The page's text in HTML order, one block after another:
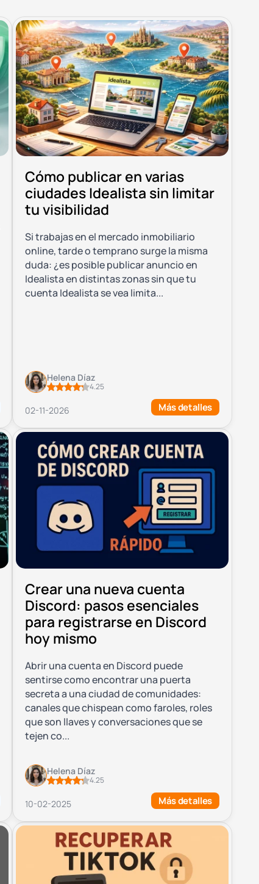
Cómo publicar en varias
ciudades Idealista sin limitar
tu visibilidad
Si trabajas en el mercado inmobiliario
online, tarde o temprano surge la misma
duda: ¿es posible publicar anuncio en
Idealista en distintas zonas sin que tu
cuenta Idealista se vea limita...
Helena Díaz
4.25
02-11-2026 Más detalles
Crear una nueva cuenta
Discord: pasos esenciales
para registrarse en Discord
hoy mismo
Abrir una cuenta en Discord puede
sentirse como encontrar una puerta
secreta a una ciudad de comunidades:
canales que chispean como faroles, roles
que son llaves y conversaciones que se
tejen co...
Helena Díaz
4.25
10-02-2025 Más detalles